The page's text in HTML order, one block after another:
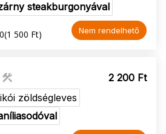
steakburgonyával
(1 500 Ft) Nem rendelhető
2 200 Ft
zöldségleves